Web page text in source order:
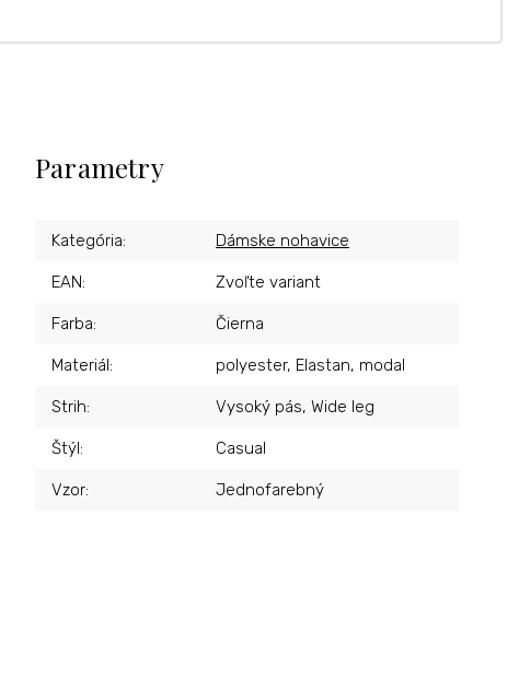
Parametry
Kategória: Dámske nohavice
EAN: Zvoľte variant
Farba: Čierna
Materiál: polyester, Elastan, modal
Strih: Vysoký pás, Wide leg
Štýl: Casual
Vzor: Jednofarebný